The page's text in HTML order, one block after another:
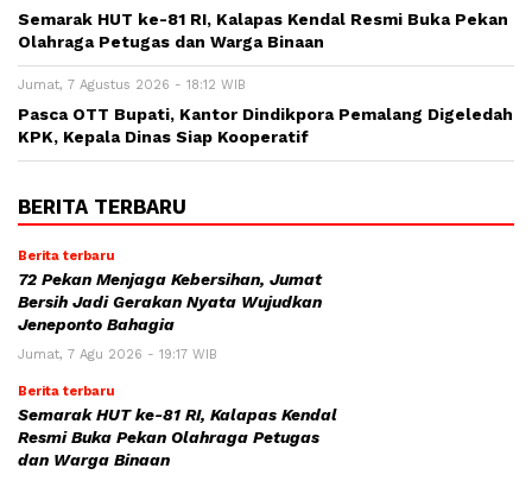
Semarak HUT ke-81 RI, Kalapas Kendal Resmi Buka Pekan
Olahraga Petugas dan Warga Binaan
Jumat, 7 Agustus 2026 - 18:12 WIB
Pasca OTT Bupati, Kantor Dindikpora Pemalang Digeledah
KPK, Kepala Dinas Siap Kooperatif
BERITA TERBARU
Berita terbaru
72 Pekan Menjaga Kebersihan, Jumat
Bersih Jadi Gerakan Nyata Wujudkan
Jeneponto Bahagia
Jumat, 7 Agu 2026 - 19:17 WIB
Berita terbaru
Semarak HUT ke-81 RI, Kalapas Kendal
Resmi Buka Pekan Olahraga Petugas
dan Warga Binaan